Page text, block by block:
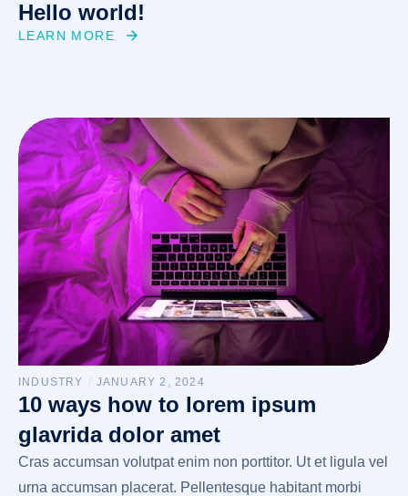
Hello world!
LEARN MORE
INDUSTRY / JANUARY 2, 2024
10 ways how to lorem ipsum
glavrida dolor amet
Cras accumsan volutpat enim non porttitor. Ut et ligula vel
urna accumsan placerat. Pellentesque habitant morbi